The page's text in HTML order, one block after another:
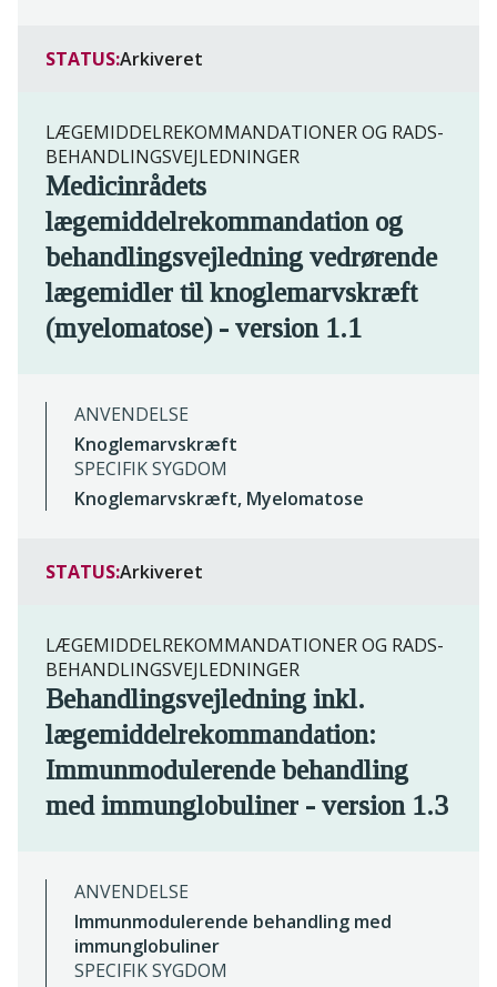
STATUS:Arkiveret
LÆGEMIDDELREKOMMANDATIONER OG RADS-
BEHANDLINGSVEJLEDNINGER
Medicinrådets
lægemiddelrekommandation og
behandlingsvejledning vedrørende
lægemidler til knoglemarvskræft
(myelomatose) - version 1.1
ANVENDELSE
Knoglemarvskræft
SPECIFIK SYGDOM
Knoglemarvskræft, Myelomatose
STATUS:Arkiveret
LÆGEMIDDELREKOMMANDATIONER OG RADS-
BEHANDLINGSVEJLEDNINGER
Behandlingsvejledning inkl.
lægemiddelrekommandation:
Immunmodulerende behandling
med immunglobuliner - version 1.3
ANVENDELSE
Immunmodulerende behandling med
immunglobuliner
SPECIFIK SYGDOM